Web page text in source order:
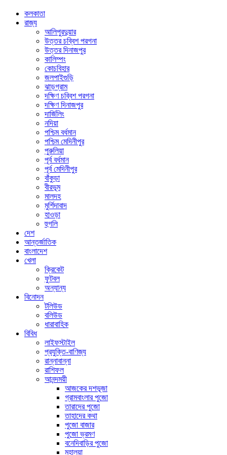
কলকাতা
রাজ্য
আলিপুরদুয়ার
উত্তর চব্বিশ পরগনা
উত্তর দিনাজপুর
কালিম্পং
কোচবিহার
জলপাইগুড়ি
ঝাড়গ্রাম
দক্ষিণ চব্বিশ পরগনা
দক্ষিণ দিনাজপুর
দার্জিলিং
নদিয়া
পশ্চিম বর্ধমান
পশ্চিম মেদিনীপুর
পুরুলিয়া
পূর্ব বর্ধমান
পূর্ব মেদিনীপুর
বাঁকুড়া
বীরভূম
মালদহ
মুর্শিদাবাদ
হাওড়া
হুগলি
দেশ
আন্তর্জাতিক
বাংলাদেশ
খেলা
ক্রিকেট
ফুটবল
অন্যান্য
বিনোদন
টলিউড
বলিউড
ধারাবাহিক
বিবিধ
লাইফস্টাইল
প্রযুক্তি-বাণিজ্য
রান্নাবান্না
রাশিফল
আনন্দময়ী
আজকের দশভূজা
গ্রামবাংলার পুজো
তারাদের পুজো
তাহাদের কথা
পুজো বাজার
পুজো ভ্রমণ
বনেদিবাড়ির পুজো
মহালয়া